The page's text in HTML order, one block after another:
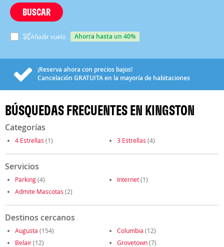
BUSCAR
Añadir vuelo ahorra hasta un 40%
¡Reserva ahora con precios bajos!
Cancelación GRATUITAen la mayoría de habitaciones
BÚSQUEDAS FRECUENTES EN KINGSTON
Categorías
4 Estrellas (1) 3 Estrellas (4)
Servicios
Parking(4) Internet(1)
Admite Mascotas (2)
Destinos cercanos
Augusta (154) Columbia (12)
Belair(12) Grovetown(7)